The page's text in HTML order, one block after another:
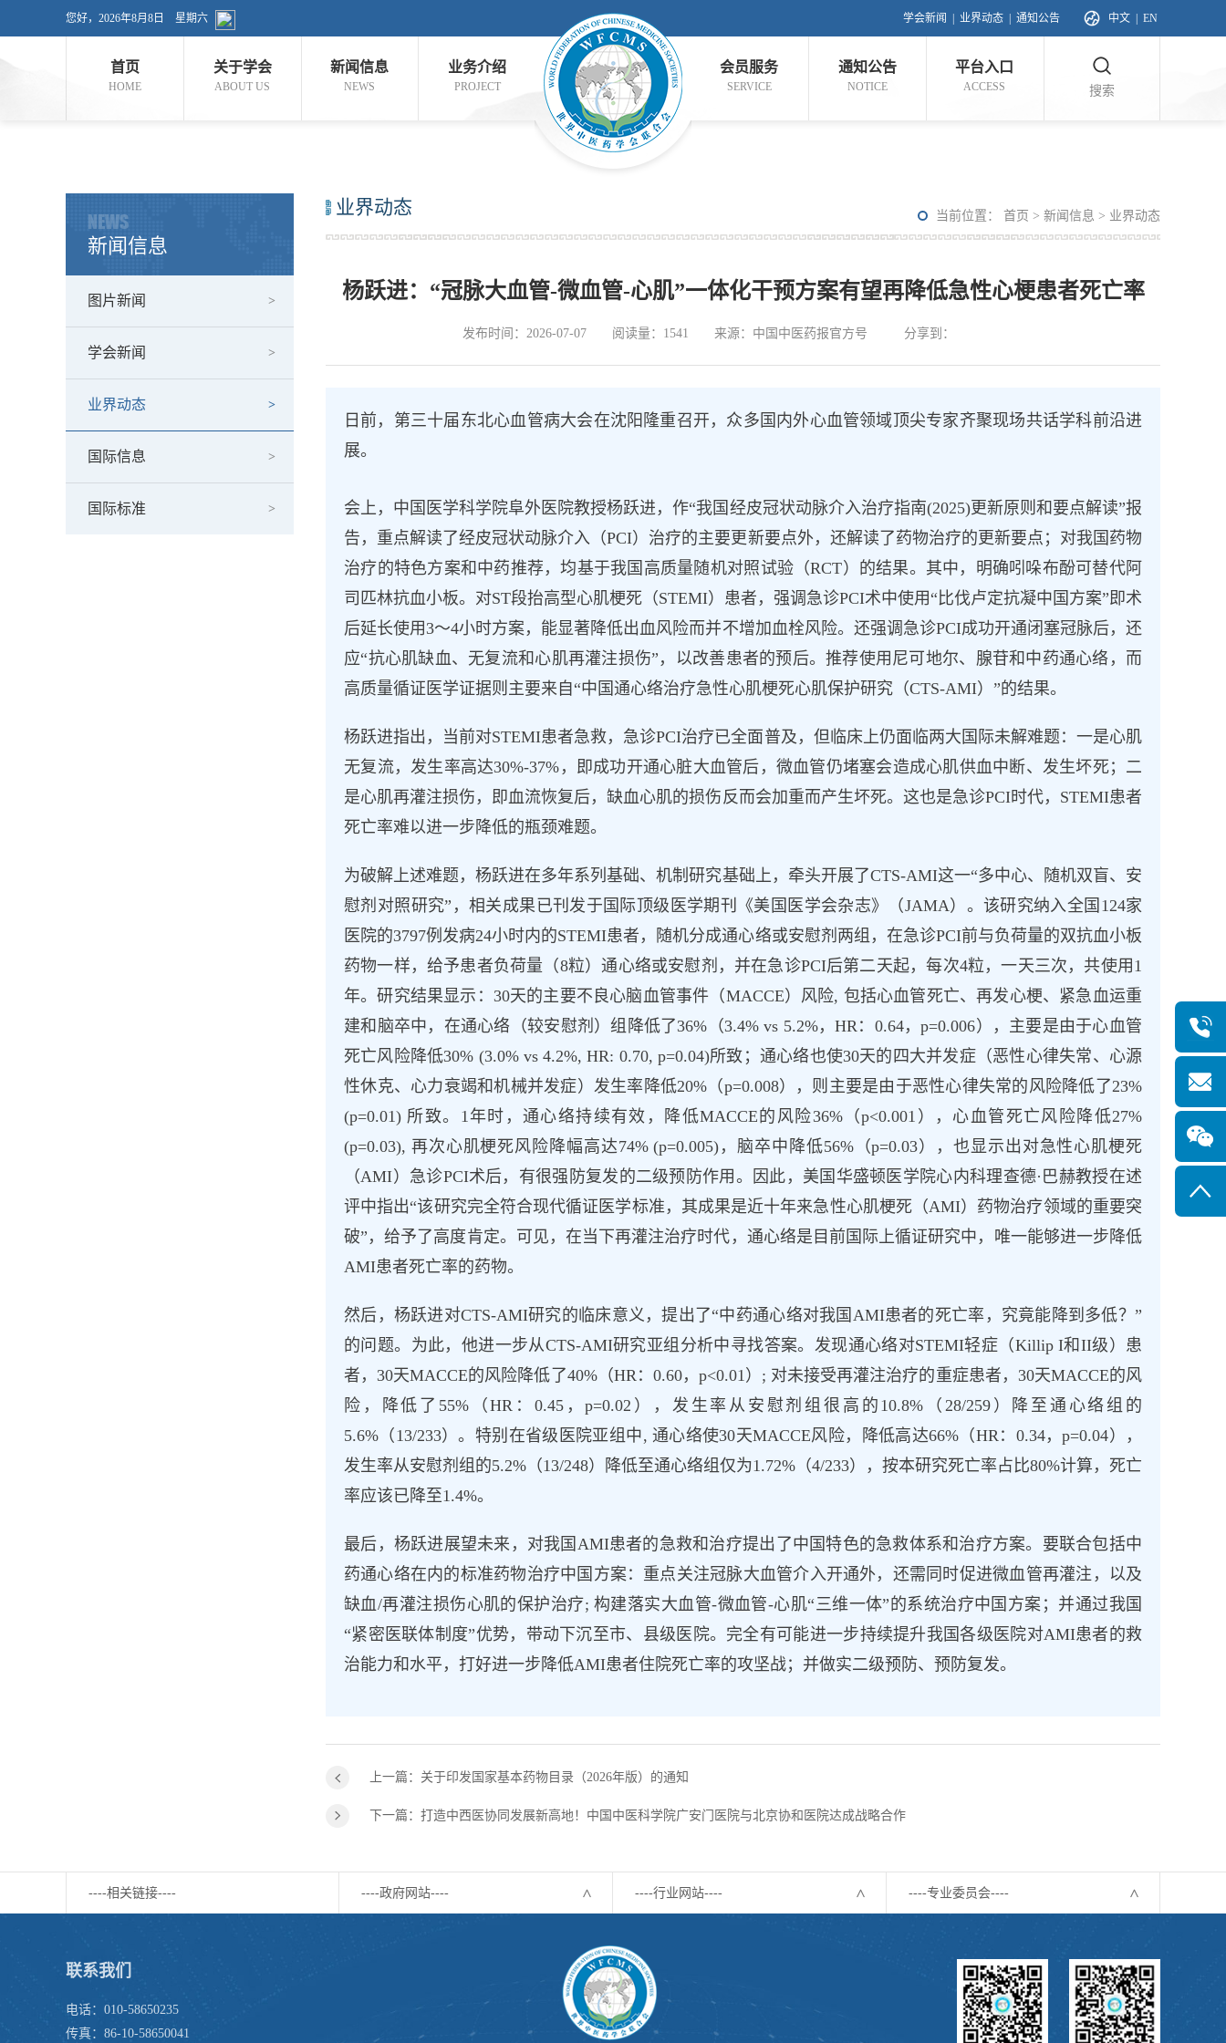
您好， 2026年8月8日 星期六 学会新闻 业界动态 通知公告 中文 EN
首页
HOME
关于学会
ABOUT US
新闻信息
NEWS
业务介绍
PROJECT
会员服务
SERVICE
通知公告
NOTICE
平台入口
ACCESS 搜索
NEWS
新闻信息
图片新闻
学会新闻
业界动态
国际信息
国际标准
业界动态 当前位置： 首页 > 新闻信息 > 业界动态
杨跃进：“冠脉大血管-微血管-心肌”一体化干预方案有望再降低急性心梗患者死亡率
发布时间：2026-07-07 阅读量：1541 来源：中国中医药报官方号 分享到：
日前，第三十届东北心血管病大会在沈阳隆重召开，众多国内外心血管领域顶尖专家齐聚现场共话学科前沿进
展。
会上，中国医学科学院阜外医院教授杨跃进，作“我国经皮冠状动脉介入治疗指南(2025)更新原则和要点解读”报
告，重点解读了经皮冠状动脉介入（PCI）治疗的主要更新要点外，还解读了药物治疗的更新要点；对我国药物
治疗的特色方案和中药推荐，均基于我国高质量随机对照试验（RCT）的结果。其中，明确吲哚布酚可替代阿
司匹林抗血小板。对ST段抬高型心肌梗死（STEMI）患者，强调急诊PCI术中使用“比伐卢定抗凝中国方案”即术
后延长使用3～4小时方案，能显著降低出血风险而并不增加血栓风险。还强调急诊PCI成功开通闭塞冠脉后，还
应“抗心肌缺血、无复流和心肌再灌注损伤”，以改善患者的预后。推荐使用尼可地尔、腺苷和中药通心络，而
高质量循证医学证据则主要来自“中国通心络治疗急性心肌梗死心肌保护研究（CTS-AMI）”的结果。
杨跃进指出，当前对STEMI患者急救，急诊PCI治疗已全面普及，但临床上仍面临两大国际未解难题：一是心肌
无复流，发生率高达30%-37%，即成功开通心脏大血管后，微血管仍堵塞会造成心肌供血中断、发生坏死；二
是心肌再灌注损伤，即血流恢复后，缺血心肌的损伤反而会加重而产生坏死。这也是急诊PCI时代，STEMI患者
死亡率难以进一步降低的瓶颈难题。
为破解上述难题，杨跃进在多年系列基础、机制研究基础上，牵头开展了CTS-AMI这一“多中心、随机双盲、安
慰剂对照研究”，相关成果已刊发于国际顶级医学期刊《美国医学会杂志》（JAMA）。该研究纳入全国124家
医院的3797例发病24小时内的STEMI患者，随机分成通心络或安慰剂两组，在急诊PCI前与负荷量的双抗血小板
药物一样，给予患者负荷量（8粒）通心络或安慰剂，并在急诊PCI后第二天起，每次4粒，一天三次，共使用1
年。研究结果显示：30天的主要不良心脑血管事件（MACCE）风险, 包括心血管死亡、再发心梗、紧急血运重
建和脑卒中，在通心络（较安慰剂）组降低了36%（3.4% vs 5.2%，HR：0.64，p=0.006），主要是由于心血管
死亡风险降低30% (3.0% vs 4.2%, HR: 0.70, p=0.04)所致；通心络也使30天的四大并发症（恶性心律失常、心源
性休克、心力衰竭和机械并发症）发生率降低20%（p=0.008），则主要是由于恶性心律失常的风险降低了23%
(p=0.01) 所致。1年时，通心络持续有效，降低MACCE的风险36%（p<0.001），心血管死亡风险降低27%
(p=0.03), 再次心肌梗死风险降幅高达74% (p=0.005)，脑卒中降低56%（p=0.03），也显示出对急性心肌梗死
（AMI）急诊PCI术后，有很强防复发的二级预防作用。因此，美国华盛顿医学院心内科理查德·巴赫教授在述
评中指出“该研究完全符合现代循证医学标准，其成果是近十年来急性心肌梗死（AMI）药物治疗领域的重要突
破”，给予了高度肯定。可见，在当下再灌注治疗时代，通心络是目前国际上循证研究中，唯一能够进一步降低
AMI患者死亡率的药物。
然后，杨跃进对CTS-AMI研究的临床意义，提出了“中药通心络对我国AMI患者的死亡率，究竟能降到多低？”
的问题。为此，他进一步从CTS-AMI研究亚组分析中寻找答案。发现通心络对STEMI轻症（Killip I和II级）患
者，30天MACCE的风险降低了40%（HR：0.60，p<0.01）; 对未接受再灌注治疗的重症患者，30天MACCE的风
险，降低了55%（HR：0.45，p=0.02），发生率从安慰剂组很高的10.8%（28/259）降至通心络组的
5.6%（13/233）。特别在省级医院亚组中, 通心络使30天MACCE风险，降低高达66%（HR：0.34，p=0.04），
发生率从安慰剂组的5.2%（13/248）降低至通心络组仅为1.72%（4/233），按本研究死亡率占比80%计算，死亡
率应该已降至1.4%。
最后，杨跃进展望未来，对我国AMI患者的急救和治疗提出了中国特色的急救体系和治疗方案。要联合包括中
药通心络在内的标准药物治疗中国方案：重点关注冠脉大血管介入开通外，还需同时促进微血管再灌注，以及
缺血/再灌注损伤心肌的保护治疗; 构建落实大血管-微血管-心肌“三维一体”的系统治疗中国方案；并通过我国
“紧密医联体制度”优势，带动下沉至市、县级医院。完全有可能进一步持续提升我国各级医院对AMI患者的救
治能力和水平，打好进一步降低AMI患者住院死亡率的攻坚战；并做实二级预防、预防复发。
上一篇：关于印发国家基本药物目录（2026年版）的通知
下一篇：打造中西医协同发展新高地！中国中医科学院广安门医院与北京协和医院达成战略合作
----相关链接---- ----政府网站---- ----行业网站---- ----专业委员会----
联系我们
电话：010-58650235
传真：86-10-58650041